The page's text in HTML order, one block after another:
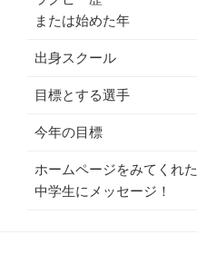
または始めた年
出身スクール
目標とする選手
今年の目標
ホームページをみてくれた
中学生にメッセージ！